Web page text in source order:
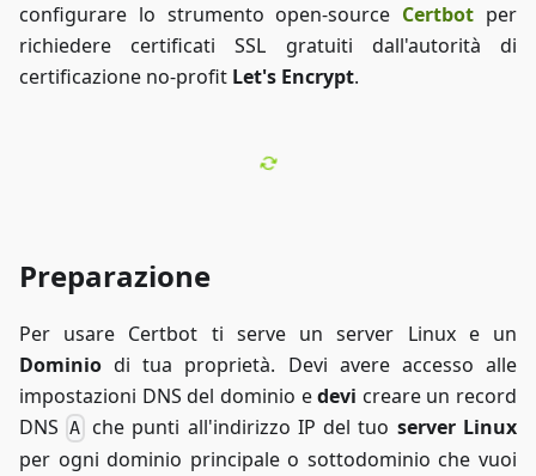
configurare lo strumento open-source Certbot per
richiedere certificati SSL gratuiti dall'autorità di
certificazione no-profit Let's Encrypt.
Preparazione
Per usare Certbot ti serve un server Linux e un
Dominio di tua proprietà. Devi avere accesso alle
impostazioni DNS del dominio edevi creare un record
DNS A che punti all'indirizzo IP del tuo server Linux
per ogni dominio principale o sottodominio che vuoi